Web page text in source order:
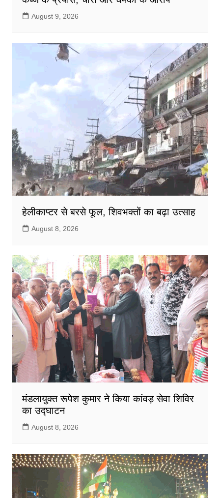
August 9, 2026
हेलीकाप्टर से बरसे फूल, शिवभक्तों का बढ़ा उत्साह
August 8, 2026
मंडलायुक्त रूपेश कुमार ने किया कांवड़ सेवा शिविर
का उद्घाटन
August 8, 2026